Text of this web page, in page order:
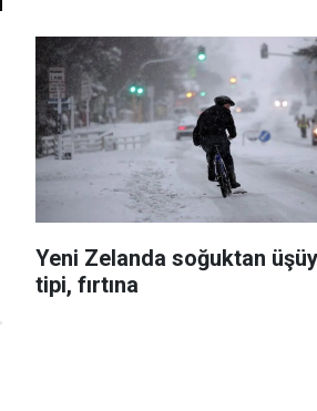
Yeni Zelanda soğuktan
tipi, fırtına